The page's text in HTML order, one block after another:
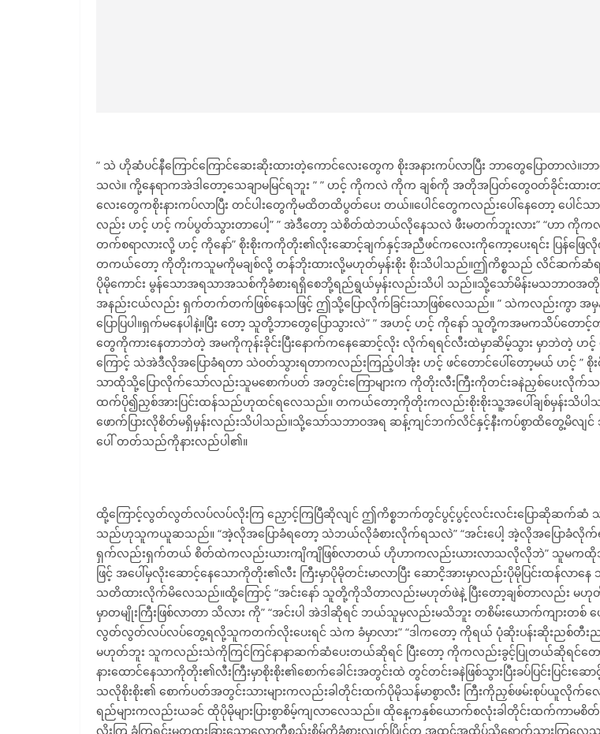
” သဲ ဟိုဆံပင်နီကြောင်ကြောင်ဆေးဆိုးထားတဲ့ကောင်လေးတွေက စိုးအနားကပ်လာပြီး ဘာတွေပြောတာလဲ။ဘ
သလဲ။ ကို့နေရာကအဲဒါတော့သေချာမမြင်ရဘူး ” ” ဟင့် ကိုကလဲ ကိုက ချစ်ကို အတိုအပြတ်တွေဝတ်ခိုင်းထားတ
လေးတွေကစိုးနားကပ်လာပြီး တင်ပါးတွေကိုမထိတထိပွတ်ပေး တယ်။ပေါင်တွေကလည်းပေါ်နေတော့ ပေါင်သ
လည်း ဟင့် ဟင့် ကပ်ပွတ်သွားတာပေါ့” ” အဲဒီတော့ သဲစိတ်ထဲဘယ်လိုနေသလဲ ဖီးမတက်ဘူးလား” “ဟာ ကိုကလ
တက်စရာလားလို့ ဟင့် ကိုနော်” စိုးစိုးကကိုတိုး၏လိုးဆောင့်ချက်နှင့်အညီဖင်ကလေးကိုကော့ပေးရင်း ပြန်ဖြ
တကယ်တော့ ကိုတိုးကသူမကိုမချစ်လို့ တန်ဘိုးထားလို့မဟုတ်မှန်းစိုး စိုးသိပါသည်။ဤကိစ္စသည် လိင်ဆက်ဆံရာ
ပိုမိုကောင်း မွန်သောအရသာအသစ်ကိုခံစားရရှိစေဘို့ရည်ရွယ်မှန်းလည်းသိပါ သည်။သို့သော်မိန်းမသဘာဝအတို
အနည်းငယ်လည်း ရှက်တက်တက်ဖြစ်နေသဖြင့် ဤသို့ပြောလိုက်ခြင်းသာဖြစ်လေသည်။ ” သဲကလည်းကွာ အ
ပြောပြပါ။ရှက်မနေပါနဲ့။ပြီး တော့ သူတို့ဘာတွေပြောသွားလဲ” ” အဟင့် ဟင့် ကိုနော် သူတို့ကအမကသိပ်တော
တွေကိုကားနေတာဘဲတဲ့ အမကိုကုန်းခိုင်းပြီးနောက်ကနေဆောင့်လိုး လိုက်ရရင်လီးထဲမှာဆိမ့်သွား မှာဘဲတဲ့ ဟ
ကြောင့် သဲအဲဒီလိုအပြောခံရတာ သဲဝတ်သွားရတာကလည်းကြည့်ပါအုံး ဟင့် ဖင်တောင်ပေါ်တော့မယ် ဟင့် ” စိုး
သာထိုသို့ပြောလိုက်သော်လည်းသူမစောက်ပတ် အတွင်းကြောများက ကိုတိုးလီးကြီးကိုတင်းခနဲညှစ်ပေးလိုက်သ
ထက်ပို၍ညှစ်အားပြင်းထန်သည်ဟုထင်ရလေသည်။ တကယ်တော့ကိုတိုးကလည်းစိုးစိုးသူ့အပေါ်ချစ်မှန်းသိပ
ဖောက်ပြားလိုစိတ်မရှိမှန်းလည်းသိပါသည်။သို့သော်သဘာဝအရ ဆန့်ကျင်ဘက်လိင်နှင့်နီးကပ်စွာထိတွေ့မိလျင်
ပေါ် တတ်သည်ကိုနားလည်ပါ၏။
ထို့ကြောင့်လွတ်လွတ်လပ်လပ်လိုးကြ ညှောင့်ကြပြီဆိုလျင် ဤကိစ္စဘက်တွင်ပွင့်ပွင့်လင်းလင်းပြောဆိုဆက်ဆံ သ
သည်ဟုသူကယူဆသည်။ “အဲ့လိုအပြောခံရတော့ သဲဘယ်လိုခံစားလိုက်ရသလဲ” “အင်းပေါ့ အဲ့လိုအပြောခံလို
ရှက်လည်းရှက်တယ် စိတ်ထဲကလည်းယားကျိကျိဖြစ်လာတယ် ဟိုဟာကလည်းယားလာသလိုလိုဘဲ” သူမကထို
ဖြင့် အပေါ်မှလိုးဆောင့်နေသောကိုတိုး၏လီး ကြီးမှာပိုမိုတင်းမာလာပြီး ဆောငိ့အားမှာလည်းပိုမိုပြင်းထန်လာန
သတိထားလိုက်မိလေသည်။ထို့ကြောင့် “အင်းနော် သူတို့ကိုသိတာလည်းမဟုတ်ဖဲနဲ့ ပြီးတော့ချစ်တာလည်း
မှာတမျိုးကြီးဖြစ်လာတာ သိလား ကို” “အင်းပါ အဲဒါဆိုရင် ဘယ်သူမှလည်းမသိဘူး တစိမ်းယောက်ကျားတစ်
လွတ်လွတ်လပ်လပ်တွေ့ရလို့သူကတက်လိုးပေးရင် သဲက ခံမှာလား” “ဒါကတော့ ကိုရယ် ပုံဆိုးပန်းဆိုးညစ်တီးည
မဟုတ်ဘူး သူကလည်းသဲကိုကြင်ကြင်နာနာဆက်ဆံပေးတယ်ဆိုရင် ပြီးတော့ ကိုကလည်းခွင့်ပြုတယ်ဆိုရင်တ
နားထောင်နေသာကိုတိုး၏လီးကြီးမှာစိုးစိုး၏စောက်ခေါင်းအတွင်းထဲ တွင်တင်းခနဲဖြစ်သွားပြီးခပ်ပြင်းပြင်းဆ
သလိုစိုးစိုး၏ စောက်ပတ်အတွင်းသားများကလည်းခါတိုင်းထက်ပိုမိုသန်မာစွာလီး ကြီးကိုညှစ်ဖမ်းစုပ်ယူလိုက်
ရည်များကလည်းယခင် ထိုပိုမိုများပြားစွာစိမ့်ကျလာလေသည်။ ထိုနေ့ကနှစ်ယောက်စလုံးခါတိုင်းထက်ကာမစိတ်ပို
လိုးကြ ခံကြရင်းမတူထူးခြားသောလောကီစည်းစိမ်ကိုခံစားလျက်ပြိုင်တူ အထွဋ်အထိပ်သို့ရောက်သွားကြလေ